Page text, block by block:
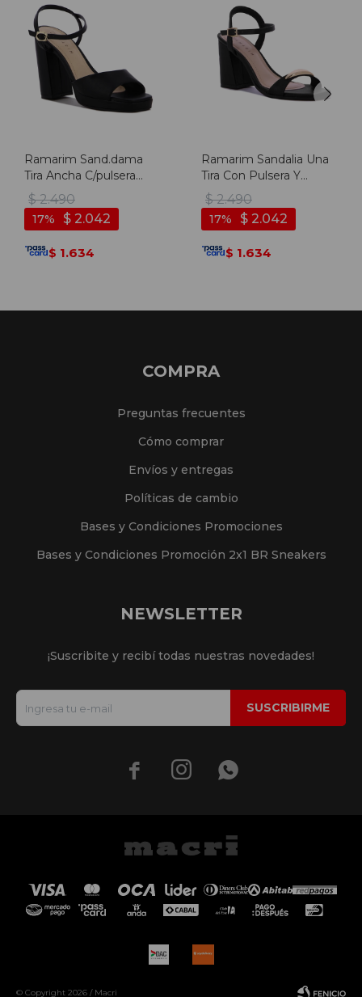
Ramarim Sand.dama
Tira Ancha C/pulsera
T/alto-plataforma -
Negro - Negro
$ 2.490
$ 2.042
17
$ 1.634
Ramarim Sandalia Una
Tira Con Pulsera Y
Hebilla - Negro - Negro
$ 2.490
$ 2.042
17
$ 1.634
COMPRA
Preguntas frecuentes
Cómo comprar
Envíos y entregas
Políticas de cambio
Bases y Condiciones Promociones
Bases y Condiciones Promoción 2x1 BR Sneakers
NEWSLETTER
¡Suscribite y recibí todas nuestras novedades!
SUSCRIBIRME
  
© Copyright 2026 / Macri